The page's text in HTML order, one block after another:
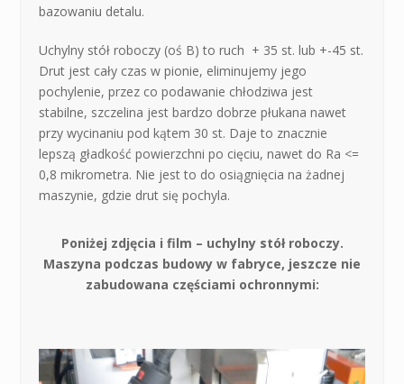
bazowaniu detalu.
Uchylny stół roboczy (oś B) to ruch + 35 st. lub +-45 st.
Drut jest cały czas w pionie, eliminujemy jego
pochylenie, przez co podawanie chłodziwa jest
stabilne, szczelina jest bardzo dobrze płukana nawet
przy wycinaniu pod kątem 30 st. Daje to znacznie
lepszą gładkość powierzchni po cięciu, nawet do Ra <=
0,8 mikrometra. Nie jest to do osiągnięcia na żadnej
maszynie, gdzie drut się pochyla.
Poniżej zdjęcia i film – uchylny stół roboczy.
Maszyna podczas budowy w fabryce, jeszcze nie
zabudowana częściami ochronnymi: